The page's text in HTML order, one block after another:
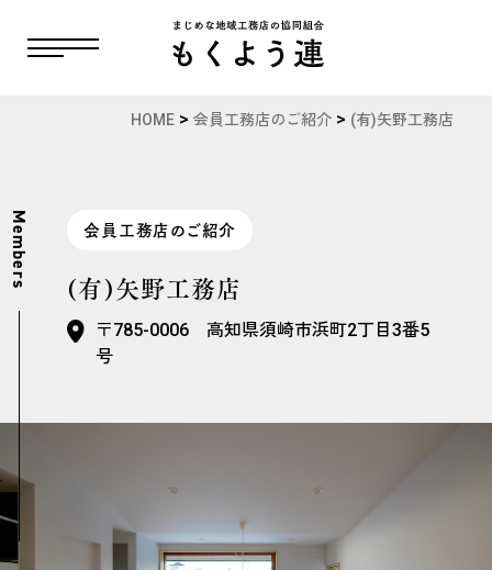
HOME > 会員工務店のご紹介 > (有)矢野工務店
Members 会員工務店のご紹介
(有)矢野工務店
〒785-0006 高知県須崎市浜町2丁目3番5
号